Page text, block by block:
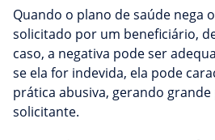
Quando o plano de saúde nega
solicitado por um beneficiário,
caso, a negativa pode ser
se ela for indevida, ela pode
prática abusiva, gerando grande
solicitante.